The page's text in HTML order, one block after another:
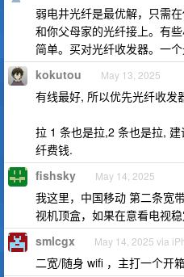
弱电井光纤是最优解，只需
和你父母家的光纤接上。有
简单。买对光纤收发器。一
kokutou May 13, 2025
有线最好, 所以优先光纤收发
拉 1 条也是拉,2 条也是拉,
纤费钱.
fishsky May 14, 2025
我这里，中国移动 第二条宽
视机顶盒，如果在意看电视
smlcgx May 14, 2025 via
二宽/随身 wifi ，主打一个开